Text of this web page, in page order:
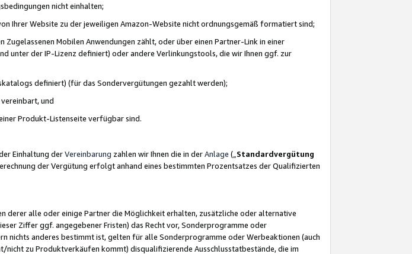
nicht einhalten;
Ihrer Website zu der jeweiligen Amazon-Website nicht ordnungsgemäß formatiert sind;
Mobilen Anwendungen zählt, oder über einen Partner-Link in einer
unter der IP-Lizenz definiert) oder andere Verlinkungstools, die wir Ihnen ggf. zur
definiert) (für das Sondervergütungen gezahlt werden);
und
Produkt-Listenseite verfügbar sind.
Einhaltung derVereinbarung zahlen wir Ihnen die in derAnlage („ Standardvergütung
der Vergütung erfolgt anhand eines bestimmten Prozentsatzes der Qualifizierten
derer alle oder einige Partner die Möglichkeit erhalten, zusätzliche oder alternative
Ziffer ggf. angegebener Fristen) das Recht vor, Sonderprogramme oder
anderes bestimmt ist, gelten für alle Sonderprogramme oder Werbeaktionen (auch
zu Produktverkäufen kommt) disqualifizierende Ausschlusstatbestände, die im